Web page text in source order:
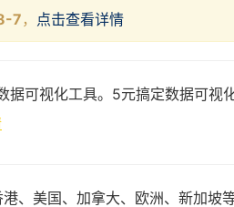
7 ， 点击查看详情
据可视化工具。5元搞定数据可视
、美国、加拿大、欧洲、新加坡